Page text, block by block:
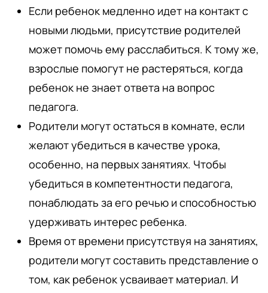
Если ребенок медленно идет на контакт с
новыми людьми, присутствие родителей
может помочь ему расслабиться. К тому же,
взрослые помогут не растеряться, когда
ребенок не знает ответа на вопрос
педагога.
Родители могут остаться в комнате, если
желают убедиться в качестве урока,
особенно, на первых занятиях. Чтобы
убедиться в компетентности педагога,
понаблюдать за его речью и способностью
удерживать интерес ребенка.
Время от времени присутствуя на занятиях,
родители могут составить представление о
том, как ребенок усваивает материал. И